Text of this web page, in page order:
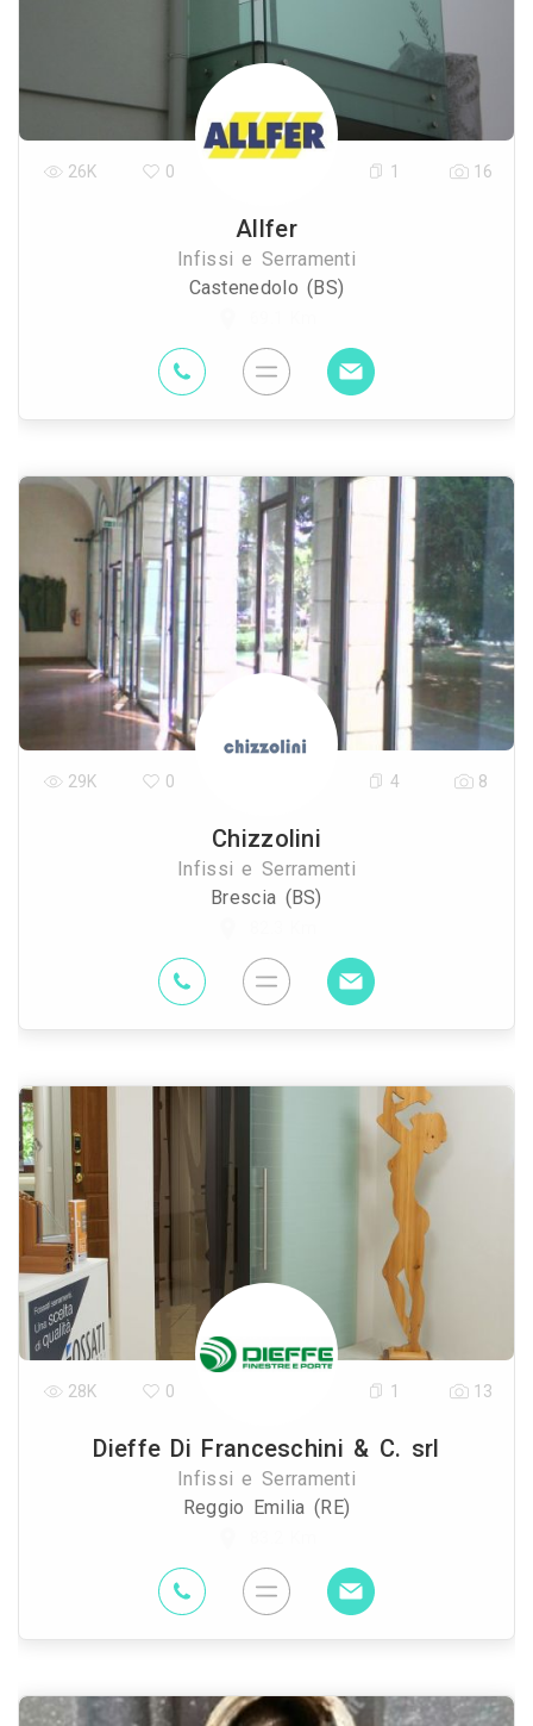
Allfer
Infissi e Serramenti
Castenedolo (BS)
26K 0 1 16
Chizzolini
Infissi e Serramenti
Brescia (BS)
29K 0 4 8
Dieffe Di Franceschini & C. srl
Infissi e Serramenti
Reggio Emilia (RE)
28K 0 1 13